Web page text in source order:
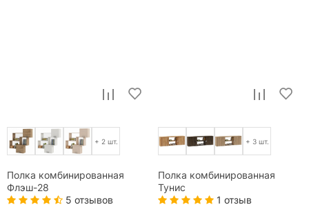
+ 2 шт.
Полка комбинированная
Флэш-28
5 отзывов
+ 3 шт.
Полка комбинированная
Тунис
1 отзыв